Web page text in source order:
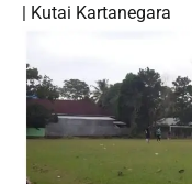
Kutai Kartanegara